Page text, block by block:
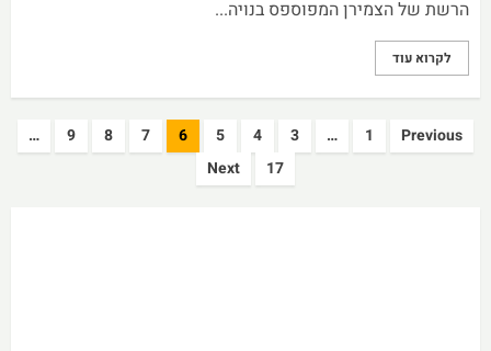
הרשת של הצמירן המפוספס בנויה...
לקרוא עוד
Posts
Previous
1
…
3
4
5
6
7
8
9
…
17
Next